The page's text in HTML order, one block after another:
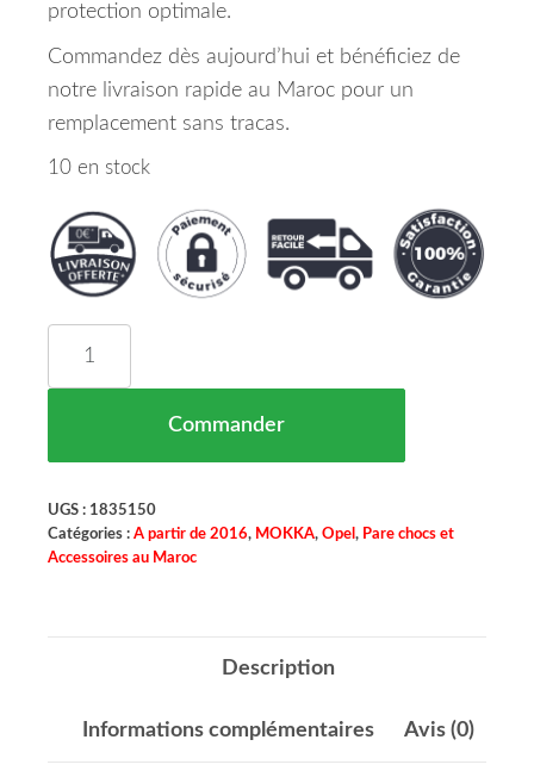
protection optimale.
Commandez dès aujourd’hui et bénéficiez de
notre livraison rapide au Maroc pour un
remplacement sans tracas.
10 en stock
Commander
UGS : 1835150
Catégories : A partir de 2016, MOKKA, Opel , Pare chocs et
Accessoires au Maroc
Description
Informations complémentaires Avis (0)